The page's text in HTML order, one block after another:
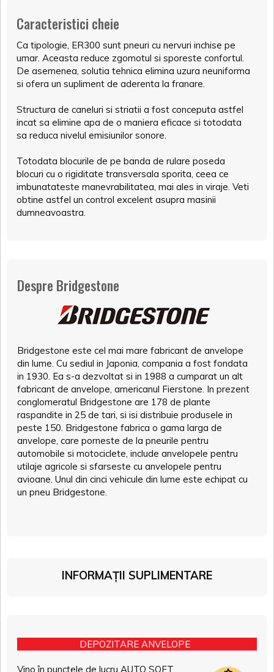
Caracteristici cheie
Ca tipologie, ER300 sunt pneuri cu nervuri inchise pe
umar. Aceasta reduce zgomotul si sporeste confortul.
De asemenea, solutia tehnica elimina uzura neuniforma
si ofera un supliment de aderenta la franare.
Structura de caneluri si striatii a fost conceputa astfel
incat sa elimine apa de o maniera eficace si totodata
sa reduca nivelul emisiunilor sonore.
Totodata blocurile de pe banda de rulare poseda
blocuri cu o rigiditate transversala sporita, ceea ce
imbunatateste manevrabilitatea, mai ales in viraje. Veti
obtine astfel un control excelent asupra masinii
dumneavoastra.
Despre Bridgestone
Bridgestone este cel mai mare fabricant de anvelope
din lume. Cu sediul in Japonia, compania a fost fondata
in 1930. Ea s-a dezvoltat si in 1988 a cumparat un alt
fabricant de anvelope, americanul Fierstone. In prezent
conglomeratul Bridgestone are 178 de plante
raspandite in 25 de tari, si isi distribuie produsele in
peste 150. Bridgestone fabrica o gama larga de
anvelope, care porneste de la pneurile pentru
automobile si motociclete, include anvelopele pentru
utilaje agricole si sfarseste cu anvelopele pentru
avioane. Unul din cinci vehicule din lume este echipat cu
un pneu Bridgestone.
INFORMAȚII SUPLIMENTARE
DEPOZITARE ANVELOPE
Vino în punctele de lucru AUTO SOFT,